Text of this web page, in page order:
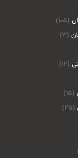
(105)
(3)
(12)
(15)
(25)